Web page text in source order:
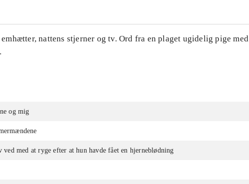
nattens stjerner og tv. Ord fra en plaget ugidelig pige med
og mig
med at ryge efter at hun havde fået en hjerneblødning